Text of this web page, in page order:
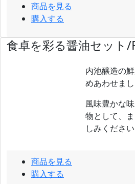
商品を見る
購入する
食卓を彩る醤油セット/
内池醸造の
めあわせまし
風味豊かな
物として、
しみください
商品を見る
購入する